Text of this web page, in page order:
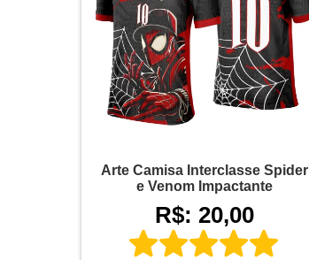
Arte Camisa Interclasse Spider
e Venom Impactante
R$: 20,00